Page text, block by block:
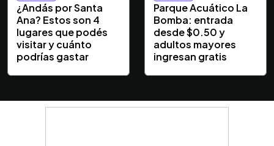
¿Andás por Santa
Ana? Estos son 4
lugares que podés
visitar y cuánto
podrías gastar
Parque Acuático La
Bomba: entrada
desde $0.50 y
adultos mayores
ingresan gratis